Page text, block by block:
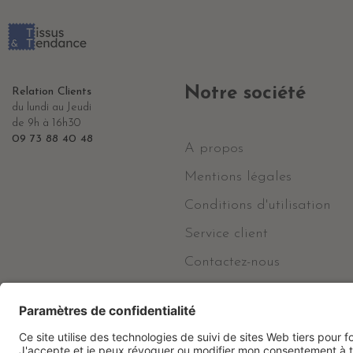
Relation Clients
du lundi au Jeudi
de 9h à 16h30
09 73 88 40 48
Notre société
A propos
Mentions légales
Conditions d'utilisation
Service client
Contactez-nous